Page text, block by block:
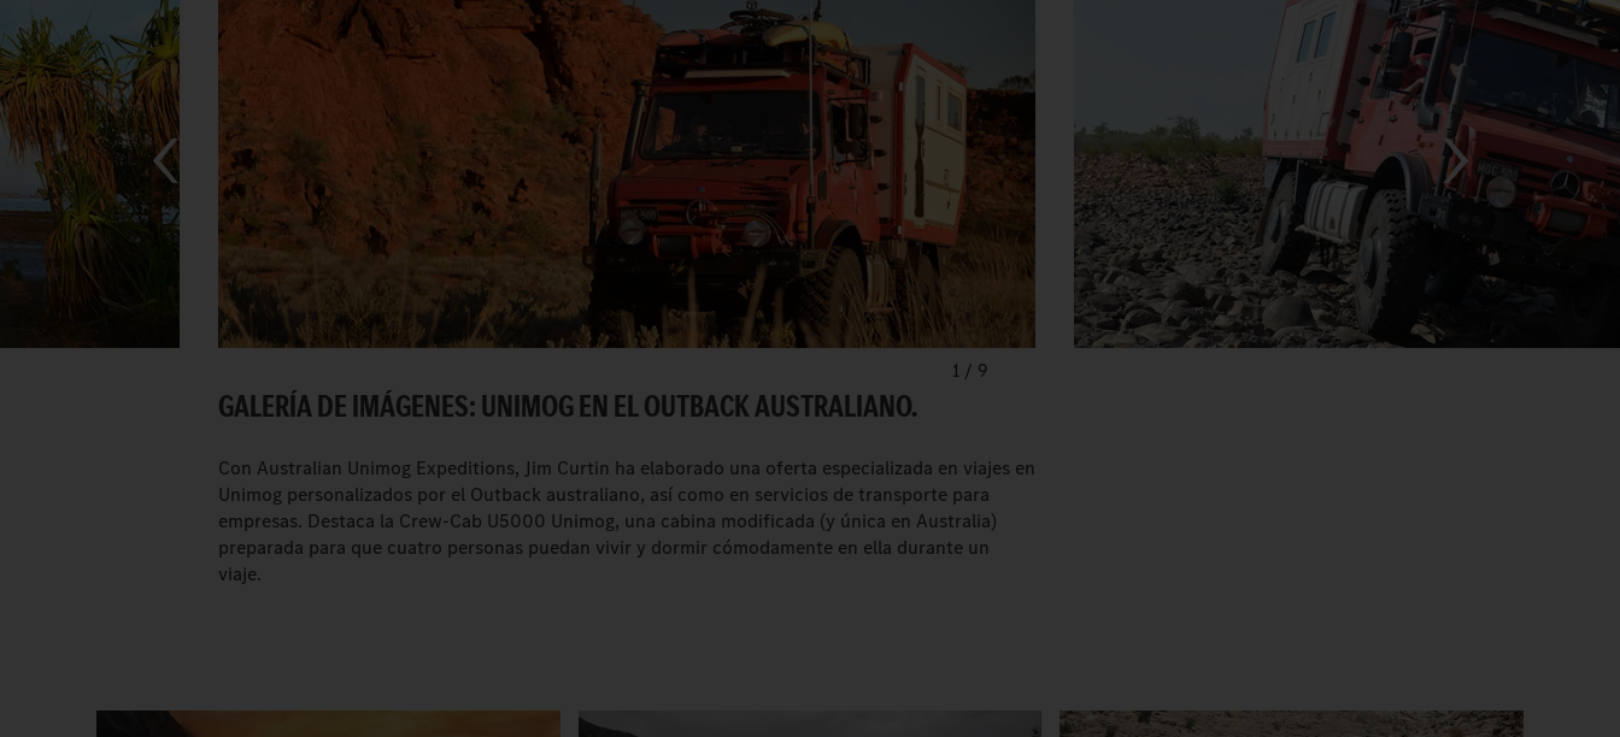
1 / 9
GALERÍA DE IMÁGENES: UNIMOG EN EL OUTBACK AUSTRALIANO.
Con Australian Unimog Expeditions, Jim Curtin ha elaborado una oferta especializada en viajes en
Unimog personalizados por el Outback australiano, así como en servicios de transporte para
empresas. Destaca la Crew-Cab U5000 Unimog, una cabina modificada (y única en Australia)
preparada para que cuatro personas puedan vivir y dormir cómodamente en ella durante un
viaje.